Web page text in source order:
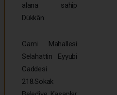
alana sahip
Dükkân
Cami Mahallesi
Selahattin Eyyubi
Caddesi
218.Sokak